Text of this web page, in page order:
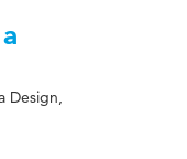
Design,